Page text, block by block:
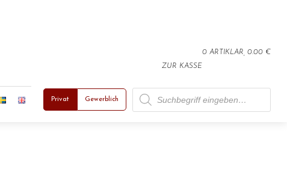
0 ARTIKLAR, 0.00 €
ZUR KASSE
Privat Gewerblich
Products search